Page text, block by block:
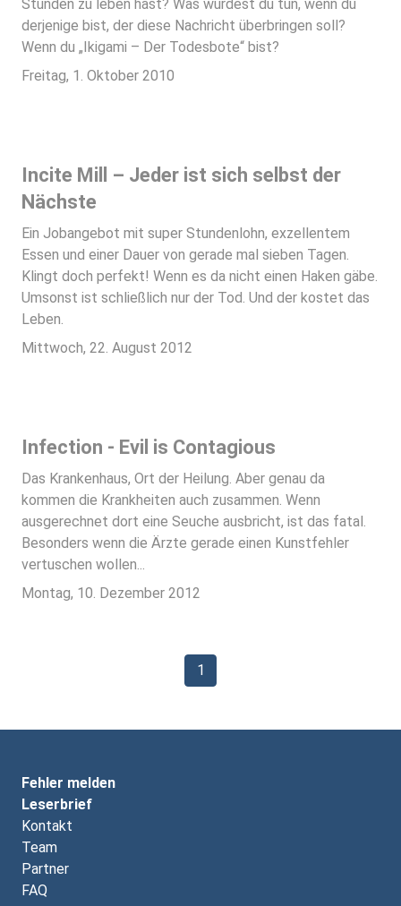
Stunden zu leben hast? Was würdest du tun, wenn du
derjenige bist, der diese Nachricht überbringen soll?
Wenn du „Ikigami – Der Todesbote“ bist?
Freitag, 1. Oktober 2010
Incite Mill – Jeder ist sich selbst der
Nächste
Ein Jobangebot mit super Stundenlohn, exzellentem
Essen und einer Dauer von gerade mal sieben Tagen.
Klingt doch perfekt! Wenn es da nicht einen Haken gäbe.
Umsonst ist schließlich nur der Tod. Und der kostet das
Leben.
Mittwoch, 22. August 2012
Infection - Evil is Contagious
Das Krankenhaus, Ort der Heilung. Aber genau da
kommen die Krankheiten auch zusammen. Wenn
ausgerechnet dort eine Seuche ausbricht, ist das fatal.
Besonders wenn die Ärzte gerade einen Kunstfehler
vertuschen wollen...
Montag, 10. Dezember 2012
1
Fehler melden
Leserbrief
Kontakt
Team
Partner
FAQ